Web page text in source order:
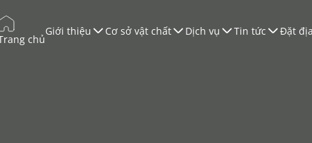
chủ
Giới thiệu Cơ sở vật chất Dịch vụ Tin tức Đặt